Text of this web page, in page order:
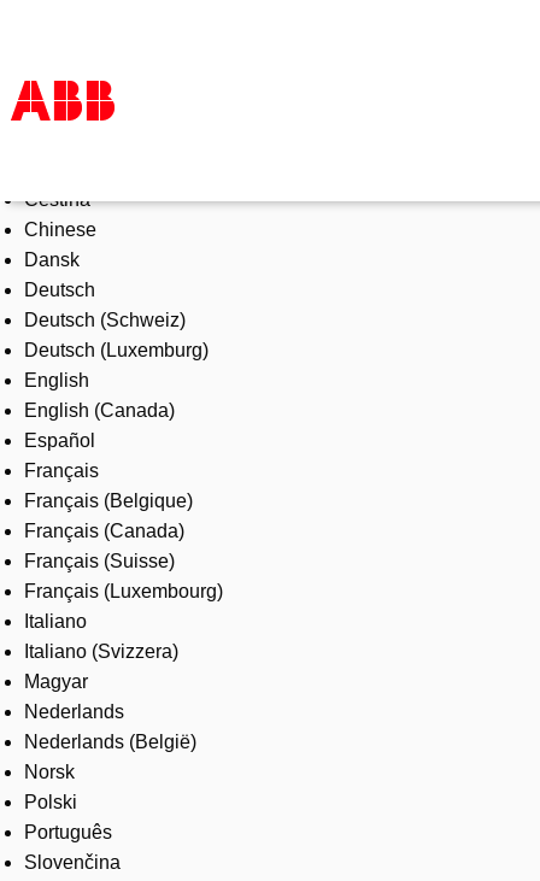
Products & Solutions
Industries
Services
About us
Where to buy
Contact us
Careers
Čeština
Chinese
Dansk
Deutsch
Deutsch (Schweiz)
Deutsch (Luxemburg)
English
English (Canada)
Español
Français
Français (Belgique)
Français (Canada)
Français (Suisse)
Français (Luxembourg)
Italiano
Italiano (Svizzera)
Magyar
Nederlands
Nederlands (België)
Norsk
Polski
Português
Slovenčina